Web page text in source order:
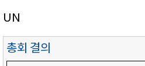
UN
총회 결의